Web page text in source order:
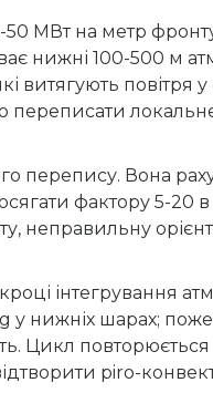
50 МВт на метр
нижні 100-500 м
витягують
перепису. Вона
фактору 5-
інтегрування
у нижніх шарах;
Цикл повторюється
piro-